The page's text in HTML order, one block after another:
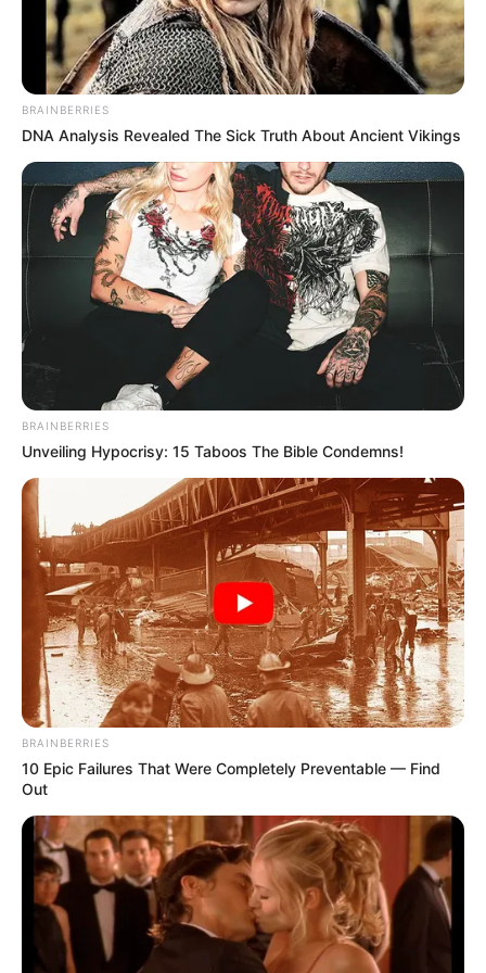
tesoura
estilete
furador
martelo
pregos
Passo a passo vassoura de garrafa plástica:
1) Retire o rótulo da garrafa
2) Retire o fundo cortando com estilete
BRAINBERRIES
DNA Analysis Revealed The Sick Truth About Ancient Vikings
BRAINBERRIES
Unveiling Hypocrisy: 15 Taboos The Bible Condemns!
BRAINBERRIES
10 Epic Failures That Were Completely Preventable — Find
Out